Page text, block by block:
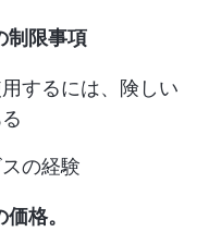
限事項
するには、険しい
の経験
価格。